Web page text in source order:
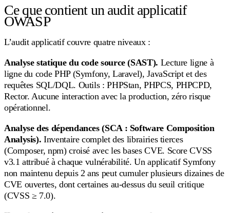
Ce que contient un audit applicatif
OWASP
L’audit applicatif couvre quatre niveaux :
Analyse statique du code source (SAST). Lecture ligne à
ligne du code PHP (Symfony, Laravel), JavaScript et des
requêtes SQL/DQL. Outils : PHPStan, PHPCS, PHPCPD,
Rector. Aucune interaction avec la production, zéro risque
opérationnel.
Analyse des dépendances (SCA : Software Composition
Analysis). Inventaire complet des librairies tierces
(Composer, npm) croisé avec les bases CVE. Score CVSS
v3.1 attribué à chaque vulnérabilité. Un applicatif Symfony
non maintenu depuis 2 ans peut cumuler plusieurs dizaines de
CVE ouvertes, dont certaines au-dessus du seuil critique
(CVSS ≥ 7.0).